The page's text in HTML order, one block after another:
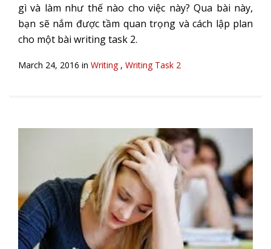
gì và làm như thế nào cho việc này? Qua bài này,
bạn sẽ nắm được tầm quan trọng và cách lập plan
cho một bài writing task 2.
March 24, 2016 in Writing, Writing Task 2